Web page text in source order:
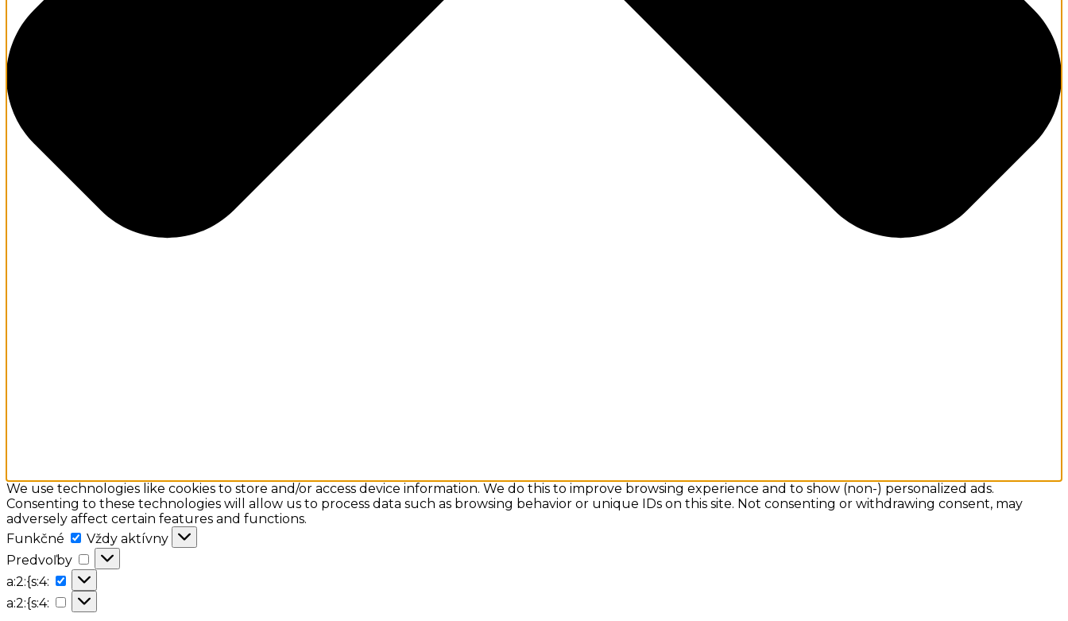
We use technologies like cookies to store and/or access device information. We do this to improve browsing experience and to show (non-) personalized ads.
Consenting to these technologies will allow us to process data such as browsing behavior or unique IDs on this site. Not consenting or withdrawing consent, may
adversely affect certain features and functions.
Funkčné
Funkčné
Vždy aktívny
Predvoľby
Predvoľby
a:2:{s:4:
a:2:
{s:4:
a:2:{s:4:
a:2:
{s:4: